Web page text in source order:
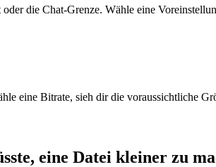
die Chat-Grenze. Wähle eine
eine Bitrate, sieh dir die voraussichtliche
eine Datei kleiner zu